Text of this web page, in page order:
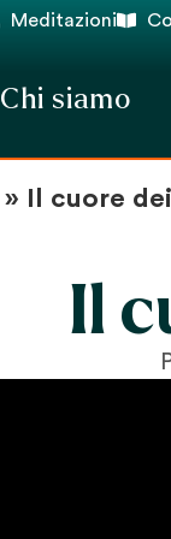
Meditazioni
Chi siamo
» Il cuore
Il